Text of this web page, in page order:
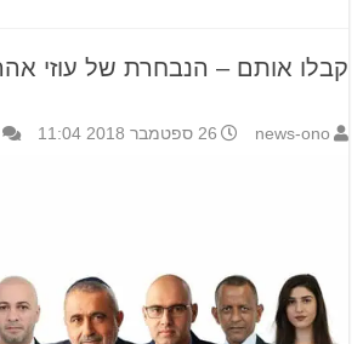
קבלו אותם – הנבחרת של עוזי
news-ono 26 ספטמבר 2018 11:04